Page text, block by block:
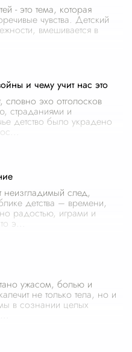
- это тема, которая
чувства. Детский
вмешивается в
и чему учит нас это
словно эхо отголосков
страданиями и
детство было украдено
неизгладимый след,
детства – времени,
радостью, играми и
э
ужасом, болью и
не только тела, но и
в сознании целых